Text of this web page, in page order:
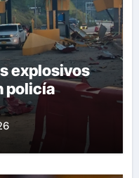
explosivos
policía